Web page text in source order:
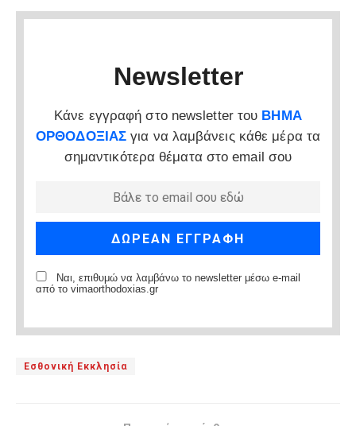
Newsletter
Κάνε εγγραφή στο newsletter του ΒΗΜΑ
ΟΡΘΟΔΟΞΙΑΣ για να λαμβάνεις κάθε μέρα τα
σημαντικότερα θέματα στο email σου
Ναι, επιθυμώ να λαμβάνω το newsletter μέσω e-mail
από το vimaorthodoxias.gr
Εσθονική Εκκλησία